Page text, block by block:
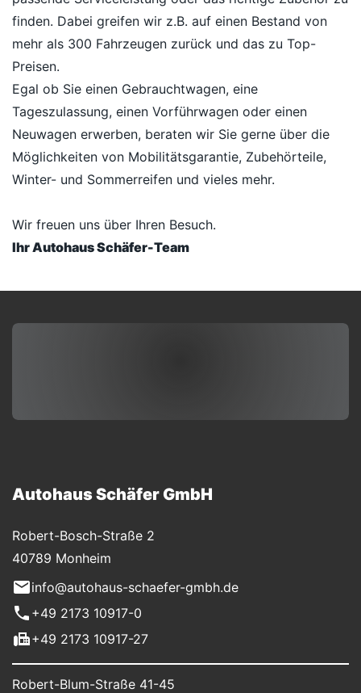
finden. Dabei greifen wir z.B. auf einen Bestand von
mehr als 300 Fahrzeugen zurück und das zu Top-
Preisen.
Egal ob Sie einen Gebrauchtwagen, eine
Tageszulassung, einen Vorführwagen oder einen
Neuwagen erwerben, beraten wir Sie gerne über die
Möglichkeiten von Mobilitätsgarantie, Zubehörteile,
Winter- und Sommerreifen und vieles mehr.
Wir freuen uns über Ihren Besuch.
Ihr Autohaus Schäfer-Team
Autohaus Schäfer GmbH
Robert-Bosch-Straße 2
40789 Monheim
info@autohaus-schaefer-gmbh.de
+49 2173 10917-0
+49 2173 10917-27
Robert-Blum-Straße 41-45